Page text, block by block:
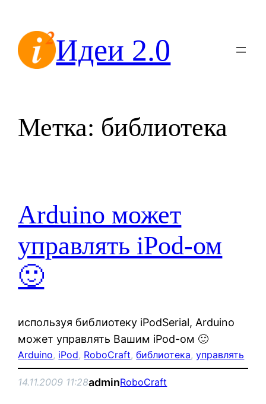
содержимомуИдеи 2.0
Метка: библиотека
Arduino может
управлять iPod-ом
🙂
используя библиотеку iPodSerial, Arduino
может управлять Вашим iPod-ом 🙂
Arduino, iPod, RoboCraft, библиотека, управлять
14.11.2009 11:28adminRoboCraft